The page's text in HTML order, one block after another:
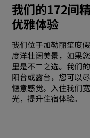
我们的172间
优雅体验
我们位于加勒丽笙度
度洋壮阔美景，如果
里是不二之选。我们
阳台或露台，您可以
惬意感觉。入住我们
光，提升住宿体验。